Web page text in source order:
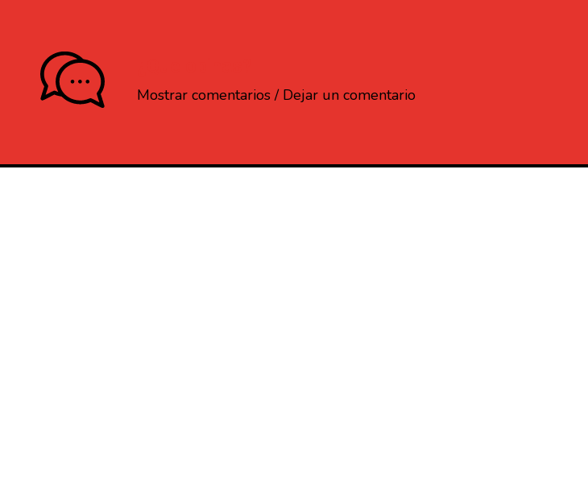
Mostrar comentarios / Dejar un comentario